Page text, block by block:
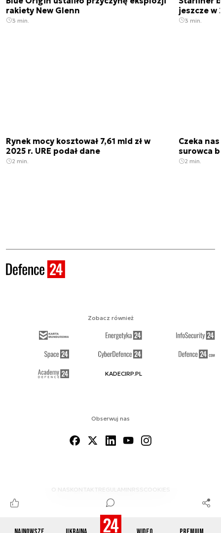
rakiety New Glenn
3 min.
jeszcze w
3 min.
Rynek mocy kosztował 7,61 mld zł w
2025 r. URE podał dane
2 min.
Czeka
surowca
2 min.
Obserwuj nas
O NAS KONTAKTREGULAMINRSS COOKIES
Zobacz również
KADECIRP.PL